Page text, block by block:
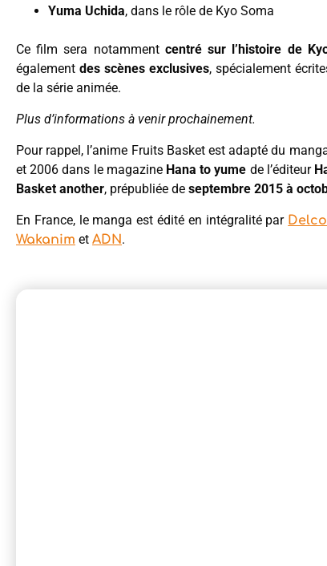
Yuma Uchida, dans le rôle de Kyo Soma
Ce film sera notamment centré sur l’histoire de
égalementdes scènes exclusives, spécialement
de la série animée.
Plus d’informations à venir prochainement.
Pour rappel, l’anime Fruits Basket est adapté du
et 2006 dans le magazine Hana to yume de l’éditeur
Basket another, prépubliée de septembre 2015 à
En France, le manga est édité en intégralité par
Wakanim et ADN.